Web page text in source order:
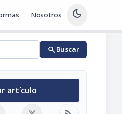
Nosotros dark_mode
searchBuscar
artículo